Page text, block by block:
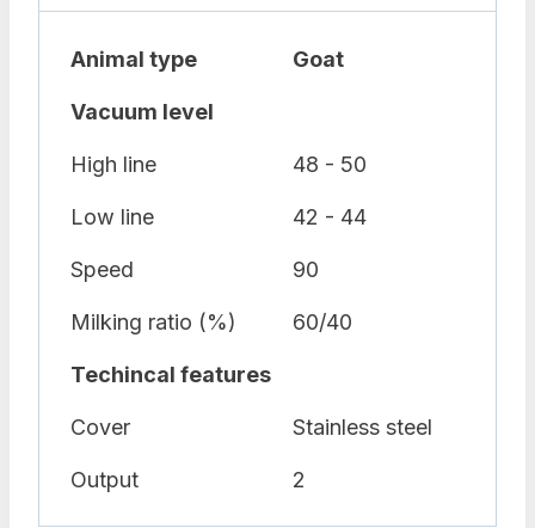
Animal type Goat
Vacuum level
High line 48 - 50
Low line 42 - 44
Speed 90
Milking ratio (%) 60/40
Techincal features
Cover Stainless steel
Output 2